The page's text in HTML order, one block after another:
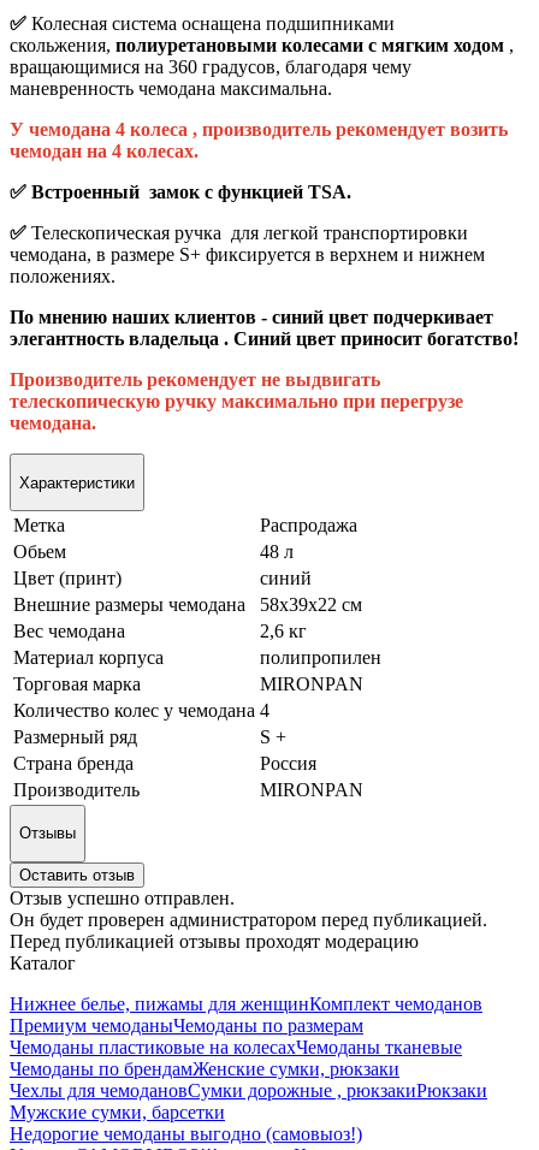
✅ Колесная система оснащена подшипниками
скольжения, полиуретановыми колесами с мягким ходом ,
вращающимися на 360 градусов, благодаря чему
маневренность чемодана максимальна.
У чемодана 4 колеса , производитель рекомендует возить
чемодан на 4 колесах.
✅ Встроенный замок с функцией TSA.
✅ Телескопическая ручка для легкой транспортировки
чемодана, в размере S+ фиксируется в верхнем и нижнем
положениях.
По мнению наших клиентов - синий цвет подчеркивает
элегантность владельца . Синий цвет приносит богатство!
Производитель рекомендует не выдвигать
телескопическую ручку максимально при перегрузе
чемодана.
Характеристики
Метка
Распродажа
Обьем
48 л
Цвет (принт)
синий
Внешние размеры чемодана
58х39х22 см
Вес чемодана
2,6 кг
Материал корпуса
полипропилен
Торговая марка
MIRONPAN
Количество колес у чемодана 4
Размерный ряд
S +
Страна бренда
Россия
Производитель
MIRONPAN
Отзывы
Оставить отзыв
Отзыв успешно отправлен.
Он будет проверен администратором перед публикацией.
Перед публикацией отзывы проходят модерацию
Каталог
Нижнее белье, пижамы для женщинКомплект чемоданов
Премиум чемоданыЧемоданы по размерам
Чемоданы пластиковые на колесахЧемоданы тканевые
Чемоданы по брендамЖенские сумки, рюкзаки
Чехлы для чемодановСумки дорожные , рюкзакиРюкзаки
Мужские сумки, барсетки
Недорогие чемоданы выгодно (самовыоз!)